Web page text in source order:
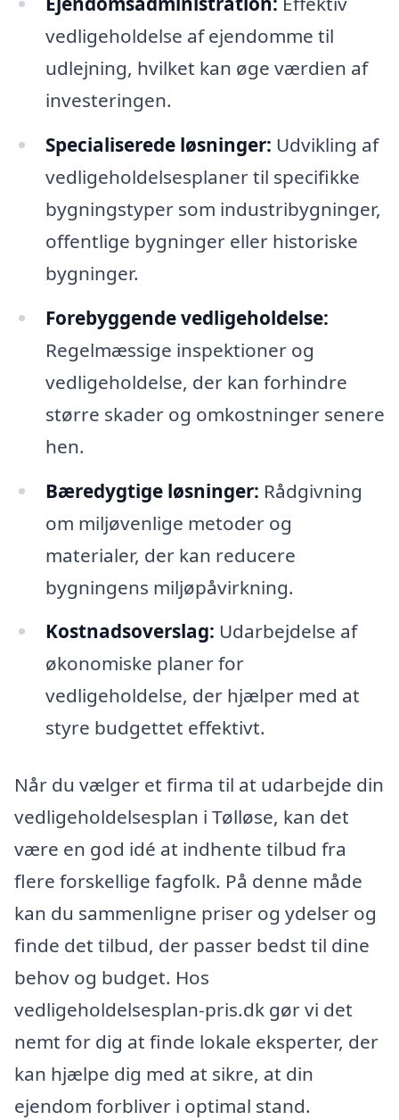
vedligeholdelse af ejendomme til
udlejning, hvilket kan øge værdien af
investeringen.
Specialiserede løsninger: Udvikling af
vedligeholdelsesplaner til specifikke
bygningstyper som industribygninger,
offentlige bygninger eller historiske
bygninger.
Forebyggende vedligeholdelse:
Regelmæssige inspektioner og
vedligeholdelse, der kan forhindre
større skader og omkostninger senere
hen.
Bæredygtige løsninger: Rådgivning
om miljøvenlige metoder og
materialer, der kan reducere
bygningens miljøpåvirkning.
Kostnadsoverslag: Udarbejdelse af
økonomiske planer for
vedligeholdelse, der hjælper med at
styre budgettet effektivt.
Når du vælger et firma til at udarbejde din
vedligeholdelsesplan i Tølløse, kan det
være en god idé at indhente tilbud fra
flere forskellige fagfolk. På denne måde
kan du sammenligne priser og ydelser og
finde det tilbud, der passer bedst til dine
behov og budget. Hos
vedligeholdelsesplan-pris.dk gør vi det
nemt for dig at finde lokale eksperter, der
kan hjælpe dig med at sikre, at din
ejendom forbliver i optimal stand.